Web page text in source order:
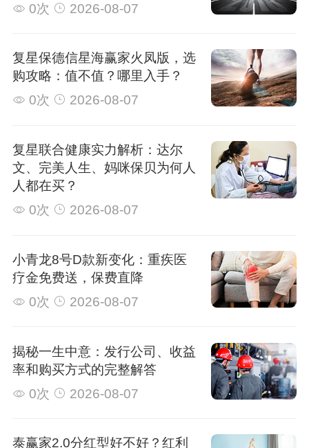
0次
2026-08-07
复星保德信星海赢家火凤版，选
购攻略：值不值？哪里入手？
0次
2026-08-07
复星联合健康实力解析：达尔
文、完美人生、妈咪保贝为何人
人都在买？
0次
2026-08-07
小青龙8号D款新变化：重疾医
疗金免费送，保费直降
0次
2026-08-07
揭秘一生中意：发行公司、收益
率和购买方式的完整解答
0次
2026-08-07
泰赢家2.0分红型好不好？红利